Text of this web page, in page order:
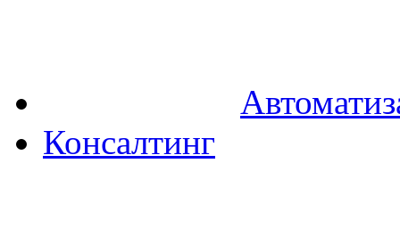
Консалтинг